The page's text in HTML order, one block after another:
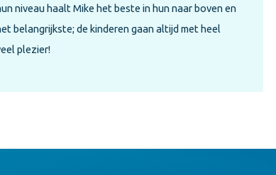
plezier maakt!